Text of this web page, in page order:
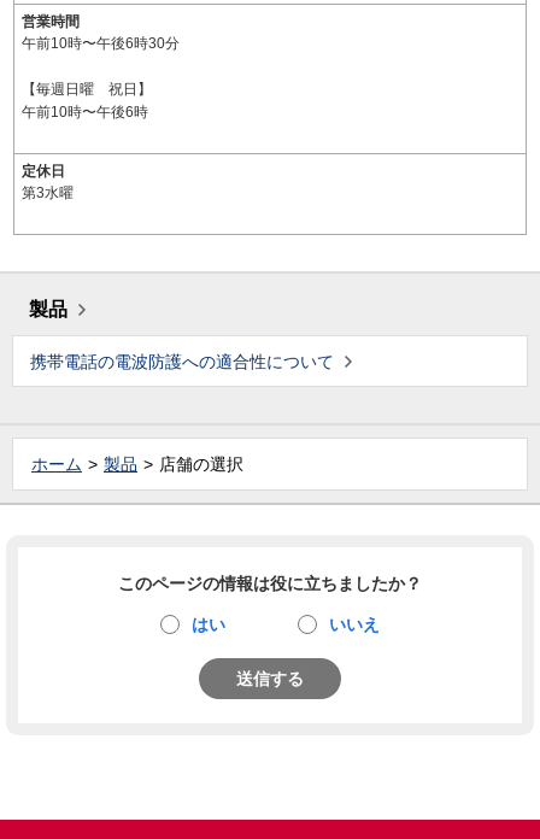
営業時間
午前10時〜午後6時30分
【毎週日曜 祝日】
午前10時〜午後6時
定休日
第3水曜
製品
携帯電話の電波防護への適合性について
ホーム 製品 店舗の選択
このページの情報は役に立ちましたか？
はい いいえ
送信する